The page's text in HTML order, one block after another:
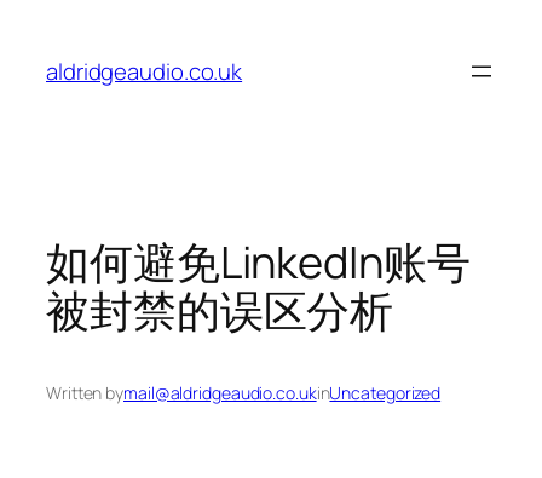
content
aldridgeaudio.co.uk
如何避免LinkedIn账号
被封禁的误区分析
Written bymail@aldridgeaudio.co.ukinUncategorized